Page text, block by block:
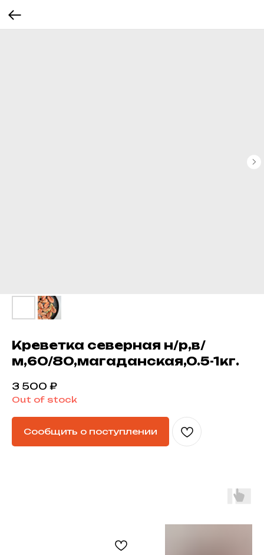
Креветка северная н/р,в/
м,60/80,магаданская,0.5-1кг.
3 500 ₽
Out of stock
Сообщить о поступлении